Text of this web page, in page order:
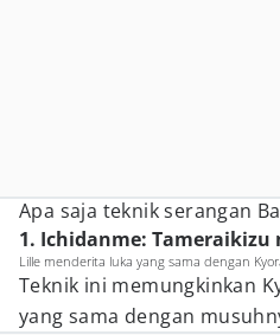
Apa saja teknik serangan
1. Ichidanme: Tameraikizu
Lille menderita luka yang sama dengan
Teknik ini memungkinkan
yang sama dengan